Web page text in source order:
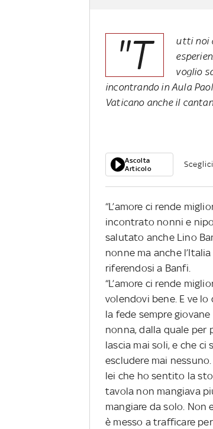
"T
utti noi
voglio
incontrando in Aula
Vaticano anche il
Ascolta
Articolo
“L’amore ci rende
incontrato nonni e
salutato anche Lino
nonne ma anche
riferendosi a Banfi.
“L’amore ci rende
volendovi bene. E ve
la fede sempre
nonna, dalla quale per
lascia mai soli, e che
escludere mai
lei che ho sentito la
tavola non mangiava
mangiare da solo.
è messo a trafficare